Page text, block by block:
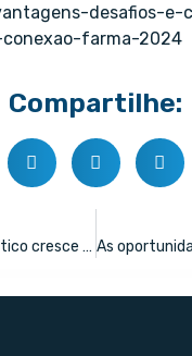
desafios-e-
farma-2024
Compartilhe:
Varejo farmacêutico cresce 4,7% em 2023